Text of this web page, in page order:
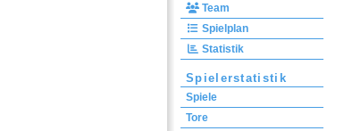
Team
Spielplan
Statistik
Spielerstatistik
Spiele
Tore